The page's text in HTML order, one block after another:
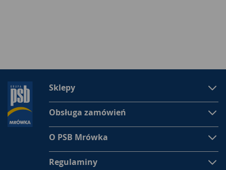
Sklepy
Obsługa zamówień
O PSB Mrówka
Regulaminy